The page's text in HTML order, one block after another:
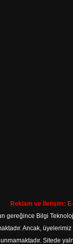
Reklam ve İletişim:
gereğince Bilgi
Ancak,
Sitede